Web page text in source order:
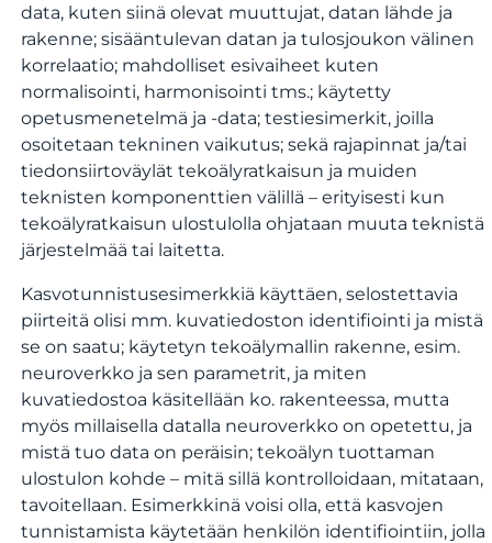
data, kuten siinä olevat muuttujat, datan lähde ja
rakenne; sisääntulevan datan ja tulosjoukon välinen
korrelaatio; mahdolliset esivaiheet kuten
normalisointi, harmonisointi tms.; käytetty
opetusmenetelmä ja -data; testiesimerkit, joilla
osoitetaan tekninen vaikutus; sekä rajapinnat ja/tai
tiedonsiirtoväylät tekoälyratkaisun ja muiden
teknisten komponenttien välillä – erityisesti kun
tekoälyratkaisun ulostulolla ohjataan muuta teknistä
järjestelmää tai laitetta.
Kasvotunnistusesimerkkiä käyttäen, selostettavia
piirteitä olisi mm. kuvatiedoston identifiointi ja mistä
se on saatu; käytetyn tekoälymallin rakenne, esim.
neuroverkko ja sen parametrit, ja miten
kuvatiedostoa käsitellään ko. rakenteessa, mutta
myös millaisella datalla neuroverkko on opetettu, ja
mistä tuo data on peräisin; tekoälyn tuottaman
ulostulon kohde – mitä sillä kontrolloidaan, mitataan,
tavoitellaan. Esimerkkinä voisi olla, että kasvojen
tunnistamista käytetään henkilön identifiointiin, jolla